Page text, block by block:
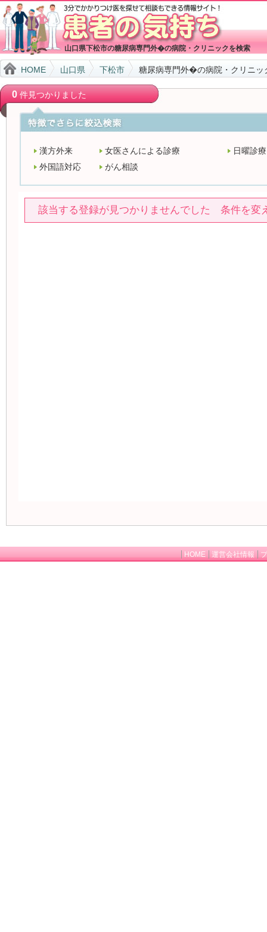
山口県下松市の糖尿病専門外�の病院・クリニックを検索
HOME 山口県 下松市 糖尿病専門外�の病院・クリニッ
0件見つかりました
漢方外来 女医さんによる診療
日曜診療
外国語対応
がん相談
該当する登録が見つかりませんでした 条件を
HOME 運営会社情報